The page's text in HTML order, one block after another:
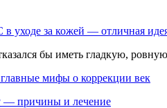
уходе за кожей — отличная
бы иметь гладкую,
мифы о коррекции век
— причины и лечение